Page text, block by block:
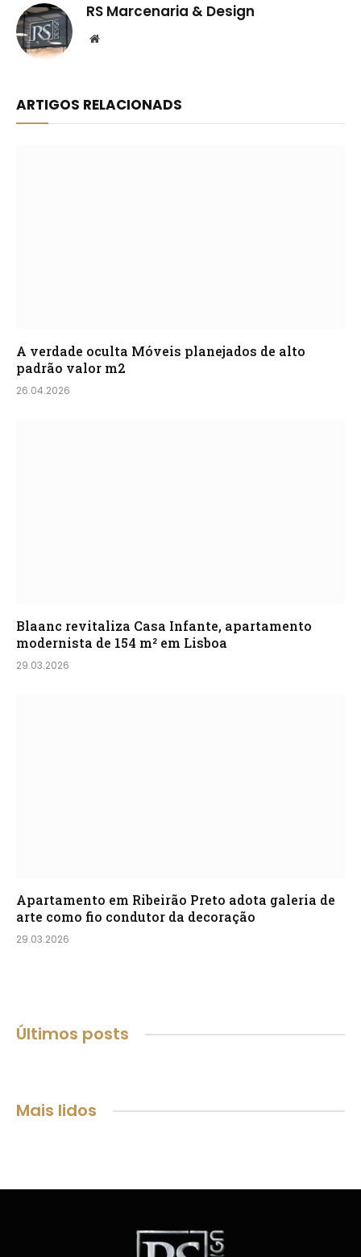
RS Marcenaria & Design
Website
ARTIGOS RELACIONADS
A verdade oculta Móveis planejados de alto
padrão valor m2
26.04.2026
Blaanc revitaliza Casa Infante, apartamento
modernista de 154 m² em Lisboa
29.03.2026
Apartamento em Ribeirão Preto adota galeria de
arte como fio condutor da decoração
29.03.2026
Últimos posts
Mais lidos